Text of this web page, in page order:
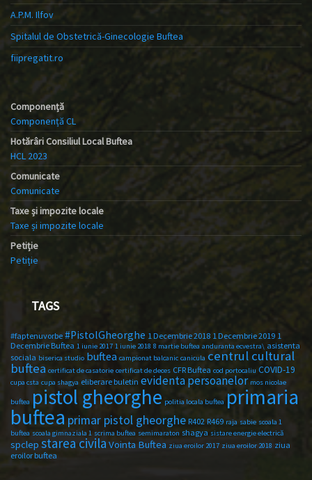
A.P.M. Ilfov
Spitalul de Obstetrică-Ginecologie Buftea
fiipregatit.ro
Componență
Componență CL
Hotărâri Consiliul Local Buftea
HCL 2023
Comunicate
Comunicate
Taxe și impozite locale
Taxe și impozite locale
Petiție
Petiție
TAGS
#faptenuvorbe #PistolGheorghe 1 Decembrie 2018 1 Decembrie 2019 1
Decembrie Buftea 1 iunie 2017 1 iunie 2018 8 martie buftea anduranta ecvestra\ asistenta
sociala biserica studio buftea campionat balcanic canicula centrul cultural
buftea certificat de casatorie certificat de deces CFR Buftea cod portocaliu COVID-19
cupa csta cupa shagya eliberare buletin evidenta persoanelor mos nicolae
buftea pistol gheorghe politia locala buftea primaria
buftea primar pistol gheorghe R402 R469 raja sabie scoala 1
buftea scoala gimnaziala 1 scrima buftea semimaraton shagya sistare energie electrică
spclep starea civila Vointa Buftea ziua eroilor 2017 ziua eroilor 2018 ziua
eroilor buftea